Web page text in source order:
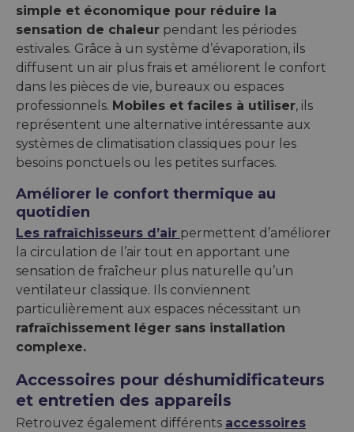
simple et économique pour réduire la
sensation de chaleur pendant les périodes
estivales. Grâce à un système d’évaporation, ils
diffusent un air plus frais et améliorent le confort
dans les pièces de vie, bureaux ou espaces
professionnels. Mobiles et faciles à utiliser, ils
représentent une alternative intéressante aux
systèmes de climatisation classiques pour les
besoins ponctuels ou les petites surfaces.
Améliorer le confort thermique au
quotidien
Les rafraîchisseurs d’air permettent d’améliorer
la circulation de l’air tout en apportant une
sensation de fraîcheur plus naturelle qu’un
ventilateur classique. Ils conviennent
particulièrement aux espaces nécessitant un
rafraîchissement léger sans installation
complexe.
Accessoires pour déshumidificateurs
et entretien des appareils
Retrouvez également différents accessoires